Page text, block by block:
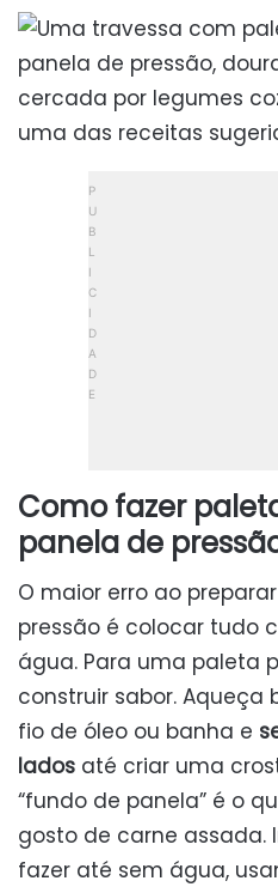
Como fazer
panela de
O maior erro ao
pressão é colocar tudo
água. Para uma paleta
construir sabor.
fio de óleo ou banha e
lados até criar uma
“fundo de panela” é o
gosto de carne assada.
fazer até sem água,